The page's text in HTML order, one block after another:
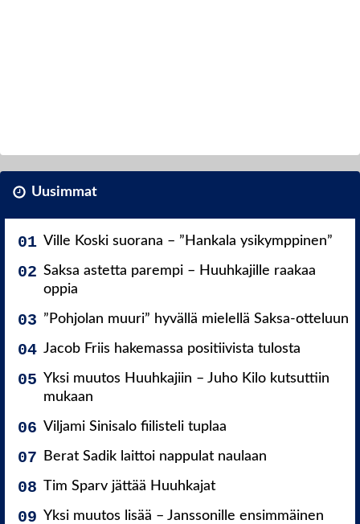
Uusimmat
Ville Koski suorana – ”Hankala ysikymppinen”
Saksa astetta parempi – Huuhkajille raakaa
oppia
”Pohjolan muuri” hyvällä mielellä Saksa-otteluun
Jacob Friis hakemassa positiivista tulosta
Yksi muutos Huuhkajiin – Juho Kilo kutsuttiin
mukaan
Viljami Sinisalo fiilisteli tuplaa
Berat Sadik laittoi nappulat naulaan
Tim Sparv jättää Huuhkajat
Yksi muutos lisää – Janssonille ensimmäinen